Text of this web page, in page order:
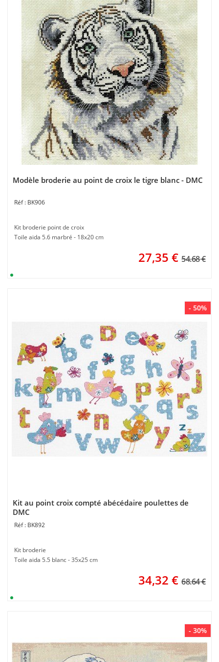
Modèle broderie au point de croix le tigre blanc - DMC
BK906
Kit broderie point de croix
Toile aida 5.6 marbré - 18x20 cm
27,35 € 54.68 €
- 50%
Kit au point croix compté abécédaire poulettes de
DMC
BK892
Kit broderie
Toile aida 5.5 blanc - 35x25 cm
34,32 € 68.64 €
- 30%